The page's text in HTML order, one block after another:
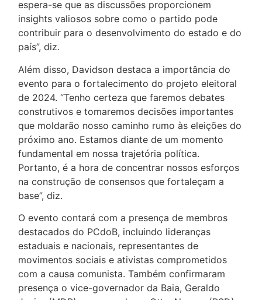
espera-se que as discussões proporcionem
insights valiosos sobre como o partido pode
contribuir para o desenvolvimento do estado e do
país”, diz.
Além disso, Davidson destaca a importância do
evento para o fortalecimento do projeto eleitoral
de 2024. “Tenho certeza que faremos debates
construtivos e tomaremos decisões importantes
que moldarão nosso caminho rumo às eleições do
próximo ano. Estamos diante de um momento
fundamental em nossa trajetória política.
Portanto, é a hora de concentrar nossos esforços
na construção de consensos que fortaleçam a
base”, diz.
O evento contará com a presença de membros
destacados do PCdoB, incluindo lideranças
estaduais e nacionais, representantes de
movimentos sociais e ativistas comprometidos
com a causa comunista. Também confirmaram
presença o vice-governador da Baia, Geraldo